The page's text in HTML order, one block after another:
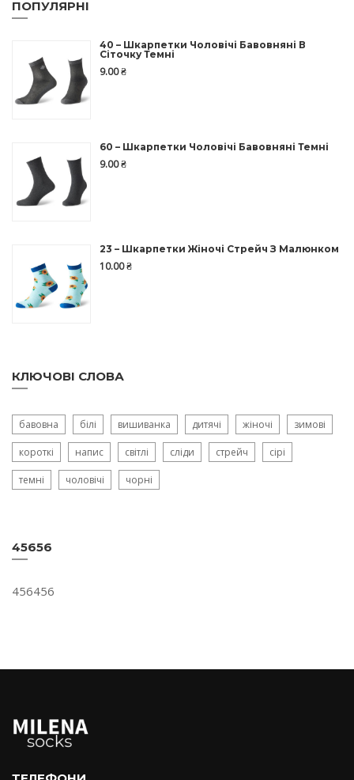
ПОПУЛЯРНІ
40 – Шкарпетки Чоловічі Бавовняні В
Сіточку Темні
9.00₴
60 – Шкарпетки Чоловічі Бавовняні Темні
9.00₴
23 – Шкарпетки Жіночі Стрейч З Малюнком
10.00₴
КЛЮЧОВІ СЛОВА
бавовна білі вишиванка дитячі жіночі зимові
короткі напис світлі сліди стрейч сірі
темні чоловічі чорні
45656
456456